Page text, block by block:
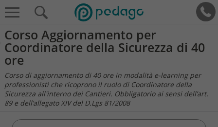
Corso Aggiornamento per
Coordinatore della Sicurezza di 40
ore
Corso di aggiornamento di 40 ore in modalità e-learning per
professionisti che ricoprono il ruolo di Coordinatore della
Sicurezza all'interno dei Cantieri. Obbligatorio ai sensi dell’art.
89 e dell’allegato XIV del D.Lgs 81/2008